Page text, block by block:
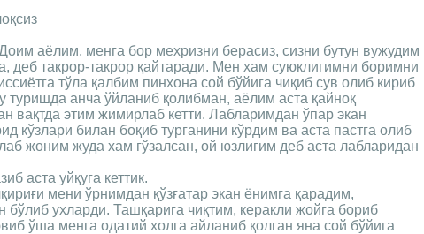
аёлим, менга бор мехризни берасиз, сизни бутун вужудим
деб такрор-такрор қайтаради. Мен хам суюклигимни боримни
тўла қалбим пинхона сой бўйига чиқиб сув олиб кириб
туришда анча ўйланиб қолибман, аёлим аста қайноқ
вақтда этим жимирлаб кетти. Лабларимдан ўпар экан
кўзлари билан боқиб турганини кўрдим ва аста пастга олиб
жоним жуда хам гўзалсан, ой юзлигим деб аста лабларидан
аста уйқуга кеттик.
мени ўрнимдан қўзғатар экан ёнимга қарадим,
ухларди. Ташқарига чиқтим, керакли жойга бориб
ўша менга одатий холга айланиб қолган яна сой бўйига